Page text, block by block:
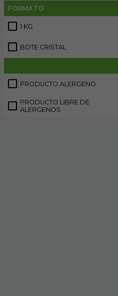
FORMATO
1 KG
BOTE CRISTAL
PRODUCTO ALERGENO
PRODUCTO LIBRE DE
ALERGENOS